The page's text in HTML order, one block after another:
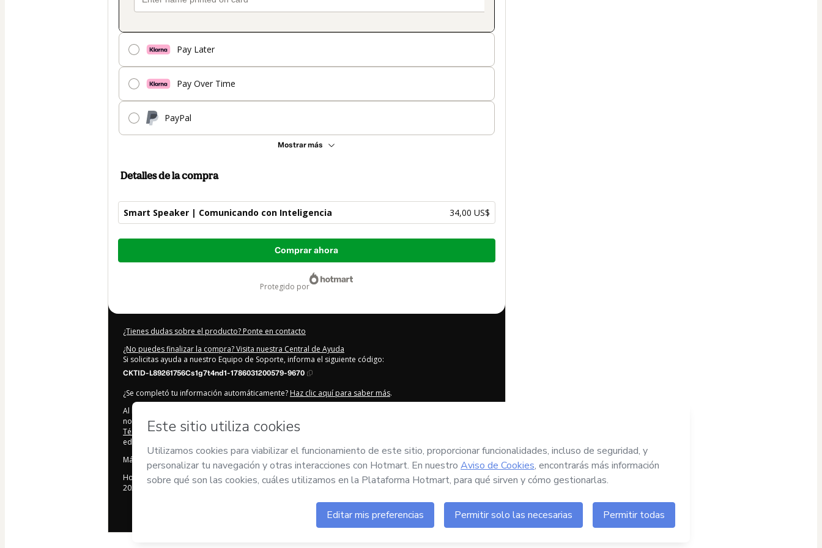
Pay Later
Pay Over Time
PayPal
Mostrar más
Detalles de la compra
Smart Speaker | Comunicando con Inteligencia 34,00 US$
Total
34,00 US$
Comprar ahora
protegido por
¿Tienes dudas sobre el producto? Ponte en contacto
¿No puedes finalizar la compra? Visita nuestra Central de Ayuda
Si solicitas ayuda a nuestro Equipo de Soporte, informa el siguiente código:
CKTID-L89261756Cs1g7t4nd1-1786031200579-9670
¿Se completó tu información automáticamente? Haz clic aquí para saber más.
Al hacer clic en 'Comprar ahora', declaro que (i) entiendo que Hotmart está procesando este pedido en
nombre de Allan Lorìa C.
y no tiene responsabilidad por el contenido y/o control sobre él; (ii) acepto los
Términos de Uso de Hotmart,Políticas de Privacidad
edad o autorizado y acompañado por un tutor legal.
Más información sobre tu compra
aquí
Hotmart ©2026- Todos los derechos reservados
2026-08-06T15:46:43.155Z